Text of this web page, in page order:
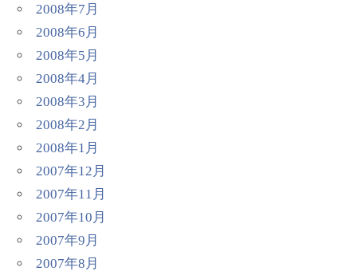
2008年7月
2008年6月
2008年5月
2008年4月
2008年3月
2008年2月
2008年1月
2007年12月
2007年11月
2007年10月
2007年9月
2007年8月